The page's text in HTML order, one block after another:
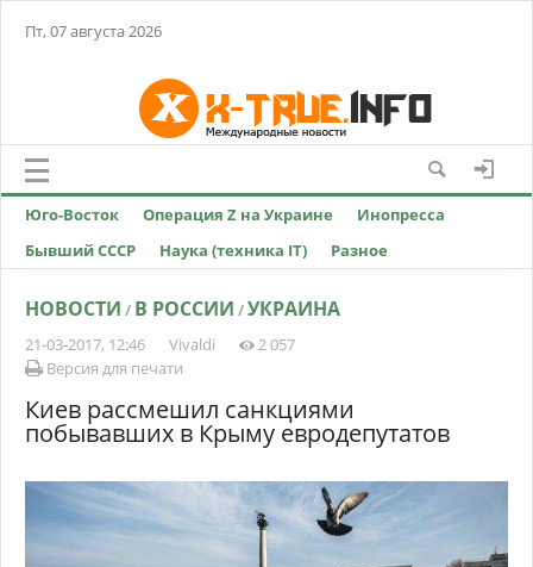
Пт, 07 августа 2026
Юго-Восток Операция Z на Украине
Инопресса
Бывший СССР
Наука (техника IT) Разное
НОВОСТИ / В РОССИИ /УКРАИНА
21-03-2017, 12:46 Vivaldi
2 057
Версия для печати
Киев рассмешил санкциями
побывавших в Крыму евродепутатов